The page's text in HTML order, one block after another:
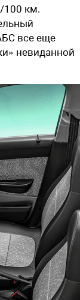
100 км.
все еще
невиданной